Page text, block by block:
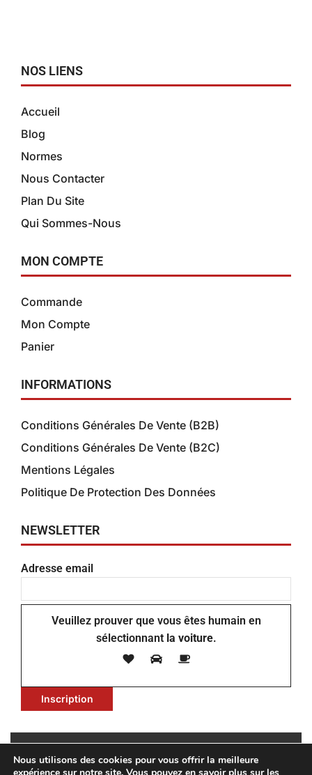
NOS LIENS
Accueil
Blog
Normes
Nous Contacter
Plan Du Site
Qui Sommes-Nous
MON COMPTE
Commande
Mon Compte
Panier
INFORMATIONS
Conditions Générales De Vente (B2B)
Conditions Générales De Vente (B2C)
Mentions Légales
Politique De Protection Des Données
NEWSLETTER
Adresse email
Veuillez prouver que vous êtes humain en
sélectionnantla voiture.
Copyright © Isofilter 2022 – ISOFILTER, 14 rue du Général
Nous utilisons des cookies pour vous offrir la meilleure